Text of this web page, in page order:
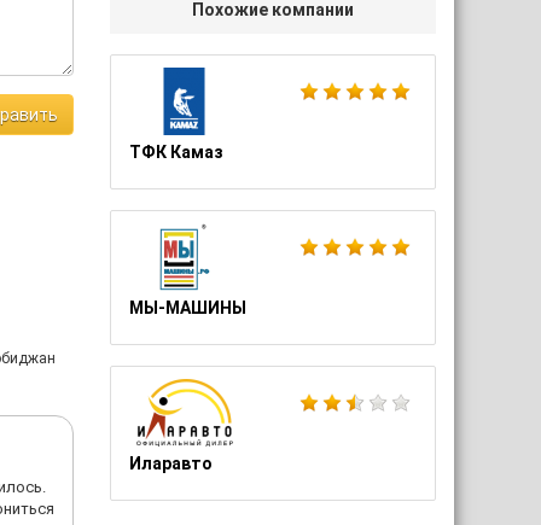
Похожие компании
ТФК Камаз
МЫ-МАШИНЫ
Иларавто